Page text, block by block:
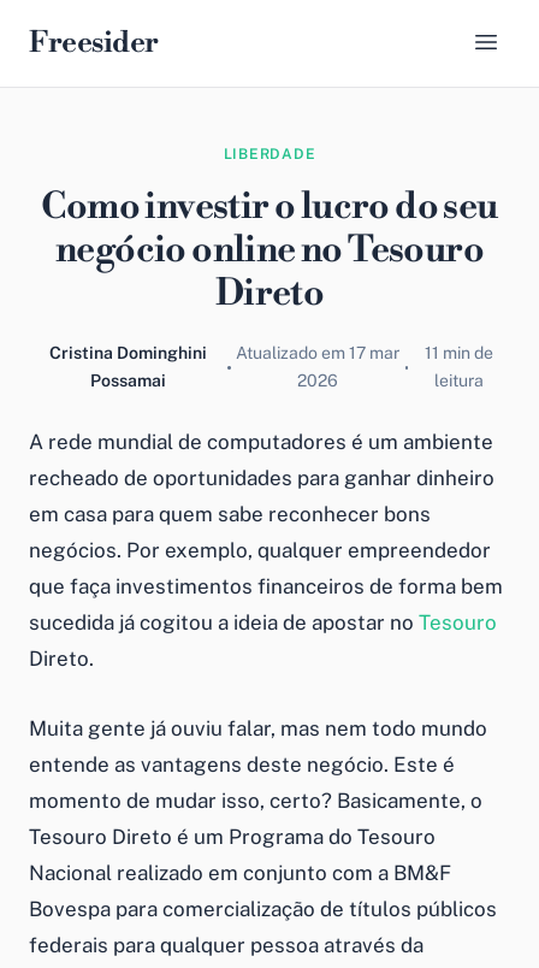
Freesider
LIBERDADE
Como investir o lucro do seu
negócio online no Tesouro
Direto
Cristina Dominghini
Possamai
Atualizado em 17 mar
2026
11 min de
leitura
A rede mundial de computadores é um ambiente
recheado de oportunidades para ganhar dinheiro
em casa para quem sabe reconhecer bons
negócios. Por exemplo, qualquer empreendedor
que faça investimentos financeiros de forma bem
sucedida já cogitou a ideia de apostar no Tesouro
Direto.
Muita gente já ouviu falar, mas nem todo mundo
entende as vantagens deste negócio. Este é
momento de mudar isso, certo? Basicamente, o
Tesouro Direto é um Programa do Tesouro
Nacional realizado em conjunto com a BM&F
Bovespa para comercialização de títulos públicos
federais para qualquer pessoa através da